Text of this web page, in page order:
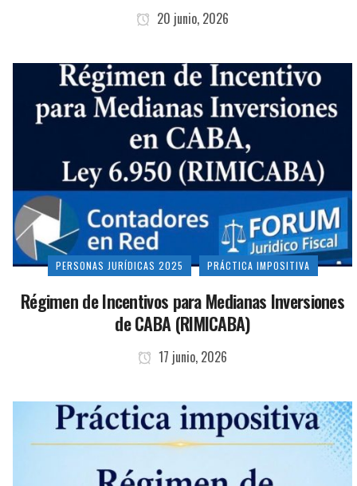
20 junio, 2026
PERSONAS JURÍDICAS 2025 PRÁCTICA IMPOSITIVA
Régimen de Incentivos para Medianas Inversiones
de CABA (RIMICABA)
17 junio, 2026